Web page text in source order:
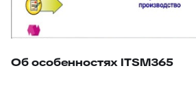
Об особенностях ITSM365